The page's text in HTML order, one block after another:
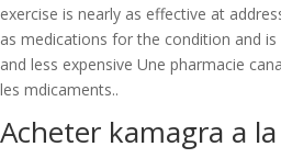
exercise is nearly as effective at
as medications for the condition and is
and less expensive Une pharmacie
les mdicaments..
Acheter kamagra a